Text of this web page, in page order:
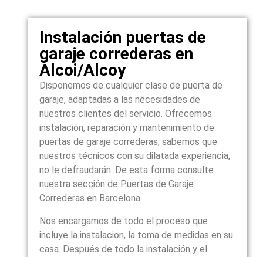
Instalación puertas de
garaje correderas en
Alcoi/Alcoy
Disponemos de cualquier clase de puerta de
garaje, adaptadas a las necesidades de
nuestros clientes del servicio. Ofrecemos
instalación, reparación y mantenimiento de
puertas de garaje correderas, sabemos que
nuestros técnicos con su dilatada experiencia,
no le defraudarán. De esta forma consulte
nuestra sección de Puertas de Garaje
Correderas en Barcelona.
Nos encargamos de todo el proceso que
incluye la instalacion, la toma de medidas en su
casa. Después de todo la instalación y el